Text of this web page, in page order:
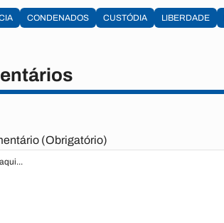
CONDENADOS CUSTÓDIA LIBERDADE
(Obrigatório)